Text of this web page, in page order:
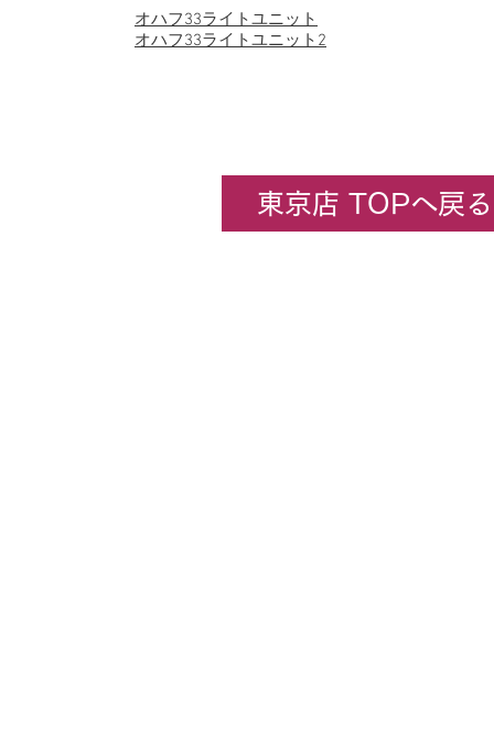
東京店 TOPへ戻る
オハフ33ライトユニット
​オハフ33ライトユニット2